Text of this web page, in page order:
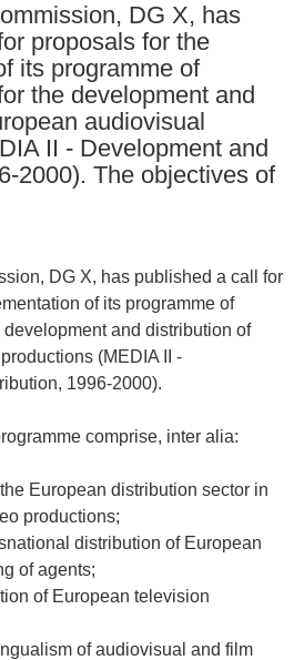
DG X, has
proposals for the
its programme of
the development and
audiovisual
II - Development and
2000). The objectives of
DG X, has published a call for
of its programme of
and distribution of
(MEDIA II -
1996-2000).
comprise, inter alia:
European distribution sector in
productions;
distribution of European
of agents;
of European television
of audiovisual and film